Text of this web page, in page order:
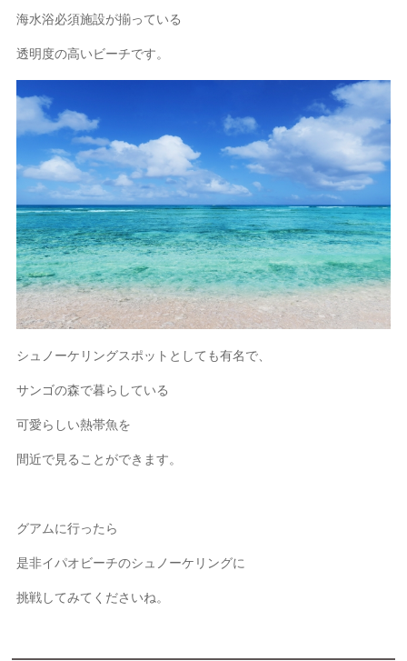
海水浴必須施設が揃っている
透明度の高いビーチです。
シュノーケリングスポットとしても有名で、
サンゴの森で暮らしている
可愛らしい熱帯魚を
間近で見ることができます。
グアムに行ったら
是非イパオビーチのシュノーケリングに
挑戦してみてくださいね。